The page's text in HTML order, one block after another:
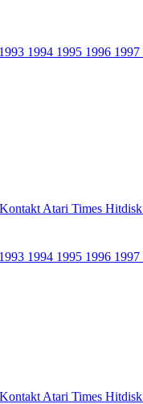
1993 1994 1995 1996 1997
Atari Times Hitdisk
1993 1994 1995 1996 1997
Atari Times Hitdisk